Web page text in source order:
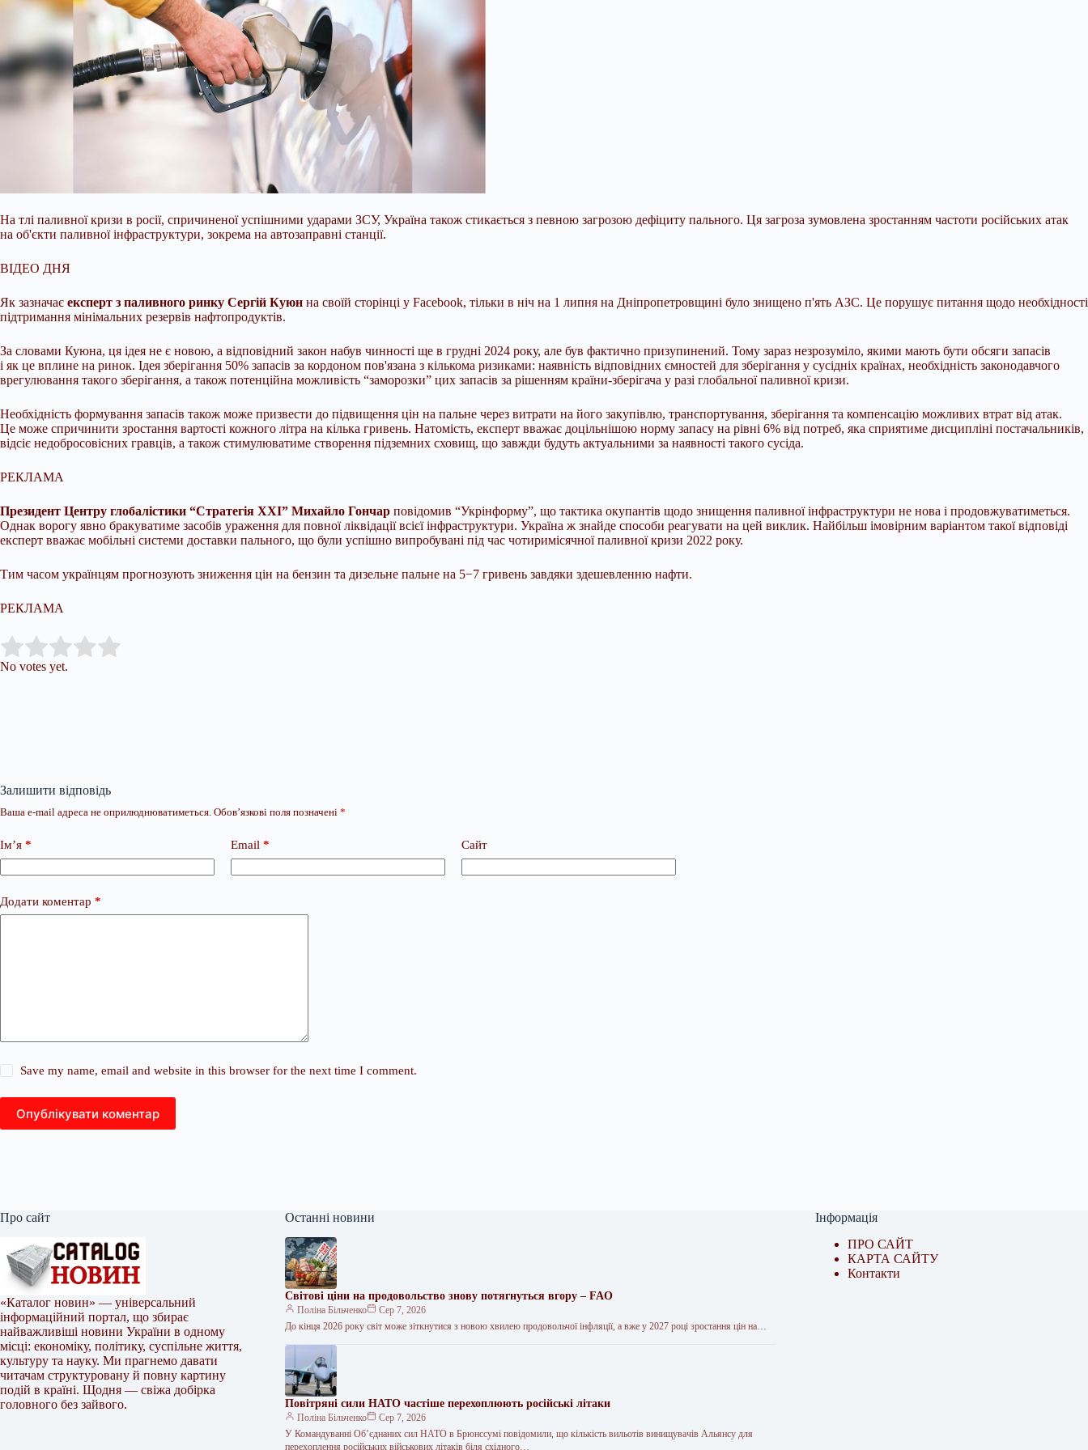
На тлі паливної кризи в росії, спричиненої успішними ударами ЗСУ, Україна також стикається з певною загрозою дефіциту пального. Ця загроза зумовлена зростанням частоти російських атак
на об'єкти паливної інфраструктури, зокрема на автозаправні станції.
ВІДЕО ДНЯ
Як зазначає експерт з паливного ринку Сергій Куюн на своїй сторінці у Facebook, тільки в ніч на 1 липня на Дніпропетровщині було знищено п'ять АЗС. Це порушує питання щодо необхідності
підтримання мінімальних резервів нафтопродуктів.
За словами Куюна, ця ідея не є новою, а відповідний закон набув чинності ще в грудні 2024 року, але був фактично призупинений. Тому зараз незрозуміло, якими мають бути обсяги запасів
і як це вплине на ринок. Ідея зберігання 50% запасів за кордоном пов'язана з кількома ризиками: наявність відповідних ємностей для зберігання у сусідніх країнах, необхідність законодавчого
врегулювання такого зберігання, а також потенційна можливість “заморозки” цих запасів за рішенням країни-зберігача у разі глобальної паливної кризи.
Необхідність формування запасів також може призвести до підвищення цін на пальне через витрати на його закупівлю, транспортування, зберігання та компенсацію можливих втрат від атак.
Це може спричинити зростання вартості кожного літра на кілька гривень. Натомість, експерт вважає доцільнішою норму запасу на рівні 6% від потреб, яка сприятиме дисципліні постачальників,
відсіє недобросовісних гравців, а також стимулюватиме створення підземних сховищ, що завжди будуть актуальними за наявності такого сусіда.
РЕКЛАМА
Президент Центру глобалістики “Стратегія XXI” Михайло Гончар повідомив “Укрінформу”, що тактика окупантів щодо знищення паливної інфраструктури не нова і продовжуватиметься.
Однак ворогу явно бракуватиме засобів ураження для повної ліквідації всієї інфраструктури. Україна ж знайде способи реагувати на цей виклик. Найбільш імовірним варіантом такої відповіді
експерт вважає мобільні системи доставки пального, що були успішно випробувані під час чотиримісячної паливної кризи 2022 року.
Тим часом українцям прогнозують зниження цін на бензин та дизельне пальне на 5−7 гривень завдяки здешевленню нафти.
РЕКЛАМА
Rate this item:
No votes yet.
Залишити відповідь
Ваша e-mail адреса не оприлюднюватиметься. Обов’язкові поля позначені *
Ім’я * Email * Сайт
Додати коментар *
Save my name, email and website in this browser for the next time I comment.
Опублікувати коментар
Про сайт
«Каталог новин» — універсальний
інформаційний портал, що збирає
найважливіші новини України в одному
місці: економіку, політику, суспільне життя,
культуру та науку. Ми прагнемо давати
читачам структуровану й повну картину
подій в країні. Щодня — свіжа добірка
головного без зайвого.
Останні новини
Світові ціни на продовольство знову потягнуться вгору – FAO
Поліна Більченко
Сер 7, 2026
До кінця 2026 року світ може зіткнутися з новою хвилею продовольчої інфляції, а вже у 2027 році зростання цін на…
Повітряні сили НАТО частіше перехоплюють російські літаки
Поліна Більченко
Сер 7, 2026
У Командуванні Об’єднаних сил НАТО в Брюнссумі повідомили, що кількість вильотів винищувачів Альянсу для
перехоплення російських військових літаків біля східного…
Інформація
ПРО САЙТ
КАРТА САЙТУ
Контакти